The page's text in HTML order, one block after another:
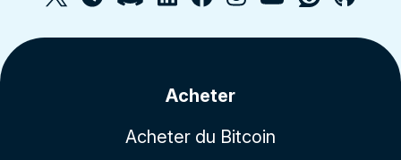
Acheter
Acheter du Bitcoin